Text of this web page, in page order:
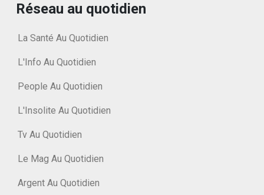
Réseau au quotidien
La Santé Au Quotidien
L'Info Au Quotidien
People Au Quotidien
L'Insolite Au Quotidien
Tv Au Quotidien
Le Mag Au Quotidien
Argent Au Quotidien